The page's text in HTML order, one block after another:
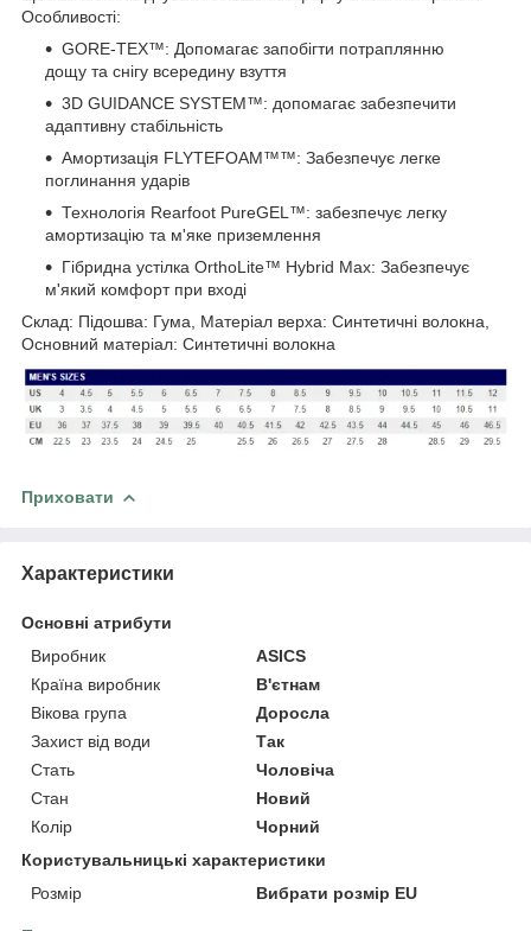
Особливості:
GORE-TEX™: Допомагає запобігти потраплянню
дощу та снігу всередину взуття
3D GUIDANCE SYSTEM™: допомагає забезпечити
адаптивну стабільність
Амортизація FLYTEFOAM™™: Забезпечує легке
поглинання ударів
Технологія Rearfoot PureGEL™: забезпечує легку
амортизацію та м'яке приземлення
Гібридна устілка OrthoLite™ Hybrid Max: Забезпечує
м'який комфорт при вході
Склад: Підошва: Гума, Матеріал верха: Синтетичні волокна,
Основний матеріал: Синтетичні волокна
Приховати
Характеристики
Основні атрибути
Виробник
ASICS
Країна виробник
В'єтнам
Вікова група
Доросла
Захист від води
Так
Стать
Чоловіча
Стан
Новий
Колір
Чорний
Користувальницькі характеристики
Розмір
Вибрати розмір EU